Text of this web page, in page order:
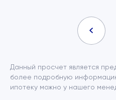
Данный просчет является
более подробную
ипотеку можно у нашего